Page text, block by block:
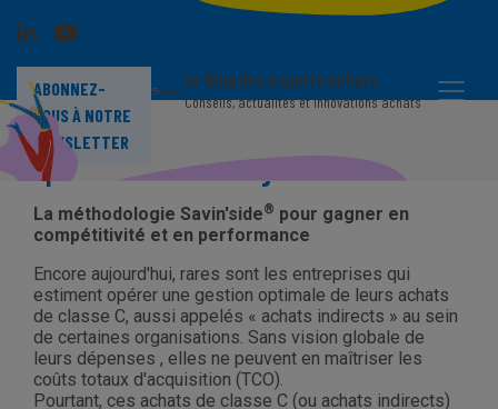
ABONNEZ-
VOUS À NOTRE
NEWSLETTER
Le Blog des experts achats
Conseils, actualités et innovations achats
Achats de classe C : 6 leviers pour
optimiser votre stratégie
La méthodologie Savin'side® pour gagner en
compétitivité et en performance
Encore aujourd'hui, rares sont les entreprises qui
estiment opérer une gestion optimale de leurs achats
de classe C, aussi appelés « achats indirects » au sein
de certaines organisations. Sans vision globale de
leurs dépenses , elles ne peuvent en maîtriser les
coûts totaux d'acquisition (TCO).
Pourtant, ces achats de classe C (ou achats indirects)